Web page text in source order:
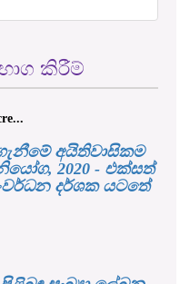
එච්. චන්ද්‍රසේන එ.
අයිතිවාසිකම
දර්ශක යටතේ